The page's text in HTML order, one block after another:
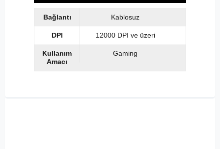
Bağlantı Kablosuz
DPI 12000 DPI ve üzeri
Kullanım
Amacı
Gaming